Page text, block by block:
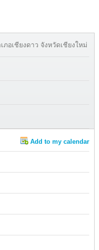
อเชียงดาว จังหวัดเชียงใหม่
Add to my calendar